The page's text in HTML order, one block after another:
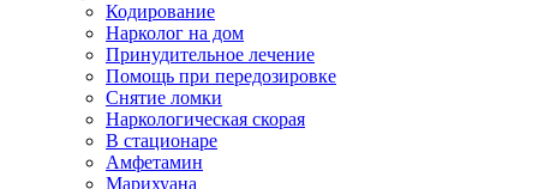
Кодирование
Нарколог на дом
Принудительное лечение
Помощь при передозировке
Снятие ломки
Наркологическая скорая
В стационаре
Амфетамин
Марихуана